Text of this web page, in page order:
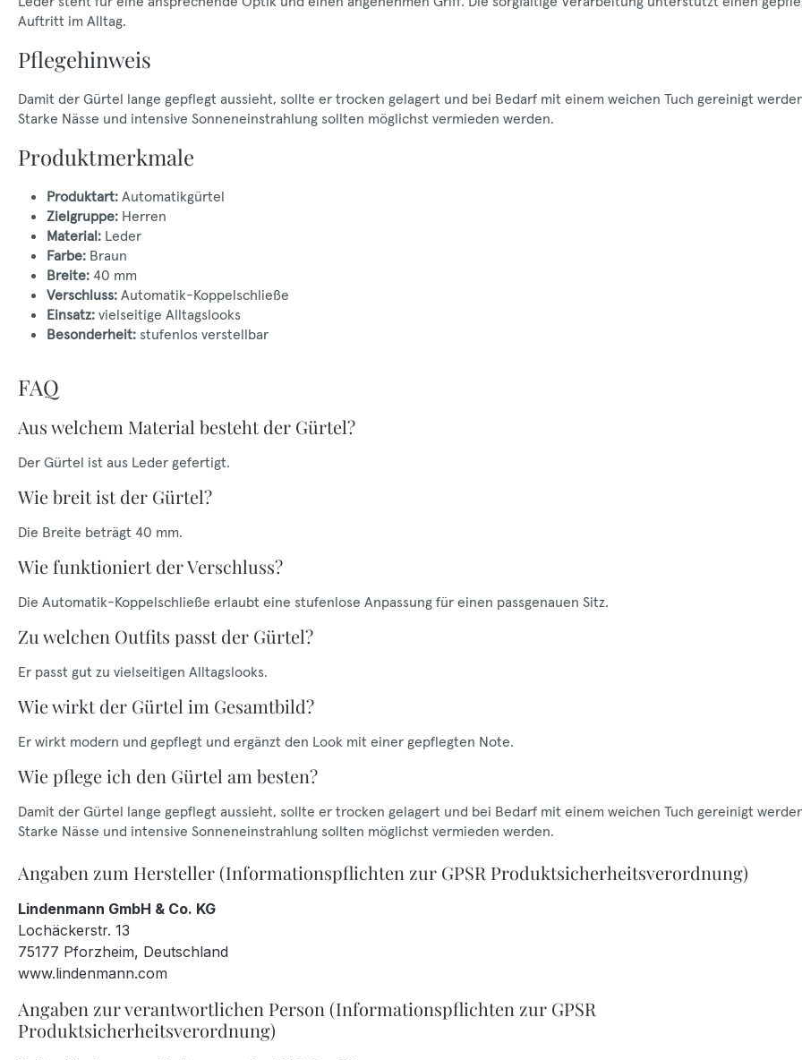
Auftritt im Alltag.
Pflegehinweis
Damit der Gürtel lange gepflegt aussieht, sollte er trocken gelagert und bei Bedarf mit einem weichen Tuch gereinigt
Starke Nässe und intensive Sonneneinstrahlung sollten möglichst vermieden werden.
Produktmerkmale
Produktart: Automatikgürtel
Zielgruppe: Herren
Material: Leder
Farbe: Braun
Breite: 40 mm
Verschluss: Automatik-Koppelschließe
Einsatz: vielseitige Alltagslooks
Besonderheit: stufenlos verstellbar
FAQ
Aus welchem Material besteht der Gürtel?
Der Gürtel ist aus Leder gefertigt.
Wie breit ist der Gürtel?
Die Breite beträgt 40 mm.
Wie funktioniert der Verschluss?
Die Automatik-Koppelschließe erlaubt eine stufenlose Anpassung für einen passgenauen Sitz.
Zu welchen Outfits passt der Gürtel?
Er passt gut zu vielseitigen Alltagslooks.
Wie wirkt der Gürtel im Gesamtbild?
Er wirkt modern und gepflegt und ergänzt den Look mit einer gepflegten Note.
Wie pflege ich den Gürtel am besten?
Damit der Gürtel lange gepflegt aussieht, sollte er trocken gelagert und bei Bedarf mit einem weichen Tuch gereinigt
Starke Nässe und intensive Sonneneinstrahlung sollten möglichst vermieden werden.
Angaben zum Hersteller (Informationspflichten zur GPSR Produktsicherheitsverordnung)
Lindenmann GmbH & Co. KG
Lochäckerstr. 13
75177 Pforzheim, Deutschland
www.lindenmann.com
Angaben zur verantwortlichen Person (Informationspflichten zur GPSR
Produktsicherheitsverordnung)